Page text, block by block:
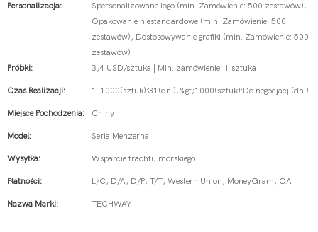
Personalizacja:
Spersonalizowane logo (min. Zamówienie: 500 zestawów),
Opakowanie niestandardowe (min. Zamówienie: 500
zestawów), Dostosowywanie grafiki (min. Zamówienie: 500
zestawów)
Próbki:
3,4 USD/sztuka | Min. zamówienie: 1 sztuka
Czas Realizacji: 1-1000(sztuk):31(dni),&gt;1000(sztuk):Do negocjacji(dni)
Miejsce Pochodzenia: Chiny
Model: Seria Menzerna
Wysyłka: Wsparcie frachtu morskiego
Płatności: L/C, D/A, D/P, T/T, Western Union, MoneyGram, OA
Nazwa Marki: TECHWAY